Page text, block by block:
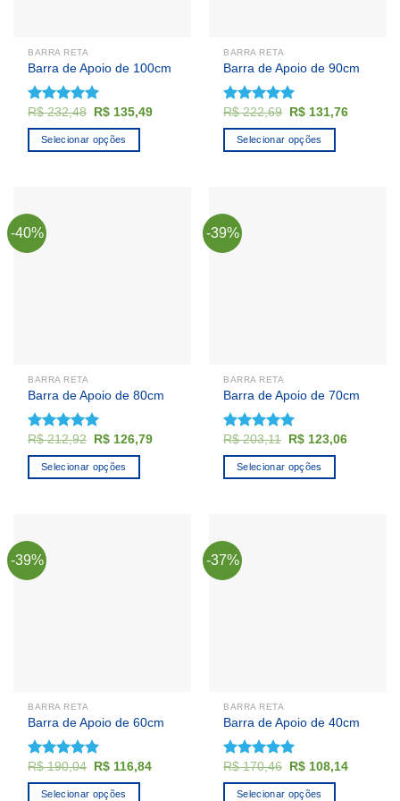
do
BARRA RETA
Barra de Apoio de 100cm
Avaliação
4.92de 5
R$232,48 O
original
era:
R$ 135,49O
Selecionar opções
BARRA RETA
Barra de Apoio de 90cm
Avaliação
4.92de 5
R$222,69 O
original
era:
R$ 131,76O
Selecionar opções
-40%
BARRA RETA
Barra de Apoio de 80cm
Avaliação
4.92de 5
R$212,92 O
original
era:
R$ 126,79O
Selecionar opções
-39%
BARRA RETA
Barra de Apoio de 70cm
Avaliação
4.92de 5
R$203,11 O
original
era:
R$ 123,06O
Selecionar opções
-39%
BARRA RETA
Barra de Apoio de 60cm
Avaliação
4.92de 5
R$190,04 O
original
R$ 116,84O
Selecionar opções
-37%
BARRA RETA
Barra de Apoio de 40cm
Avaliação
4.92de 5
R$170,46 O
original
R$ 108,14O
Selecionar opções